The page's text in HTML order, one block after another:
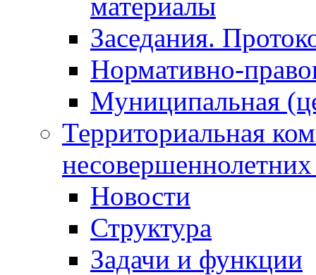
Заседания.
Нормативно-
Муниципальная
Территориальная
Новости
Структура
Задачи и функции